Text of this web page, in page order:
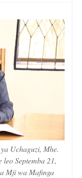
Uchaguzi, Mhe.
Septemba 21,
Mji wa Mafinga